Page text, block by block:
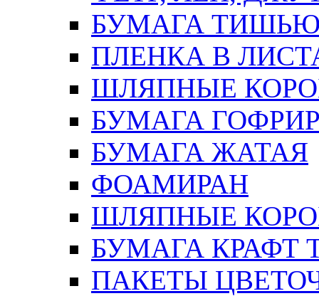
БУМАГА
ПЛЕНКА В
ШЛЯПНЫЕ
БУМАГА
БУМАГА ЖАТАЯ
ФОАМИРАН
ШЛЯПНЫЕ
БУМАГА КРАФТ
ПАКЕТЫ